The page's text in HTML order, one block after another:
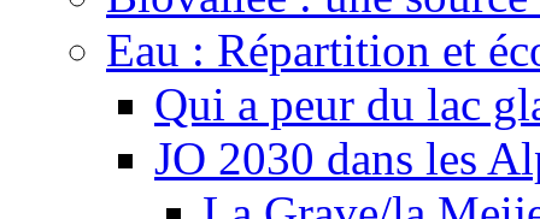
Eau : Répartition et
Qui a peur du lac
JO 2030 dans les